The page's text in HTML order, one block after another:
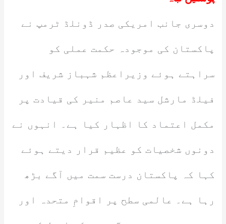
دوسری جانب امریکی صدر ڈونلڈ ٹرمپ نے
پاکستان کی موجودہ حکمت عملی کو
سراہتے ہوئے وزیراعظم شہباز شریف اور
فیلڈ مارشل سید عاصم منیر کی قیادت پر
مکمل اعتماد کا اظہار کیا ہے۔ انہوں نے
دونوں شخصیات کو عظیم قرار دیتے ہوئے
کہا کہ پاکستان درست سمت میں آگے بڑھ
رہا ہے۔ عالمی سطح پر اقوامِ متحدہ اور